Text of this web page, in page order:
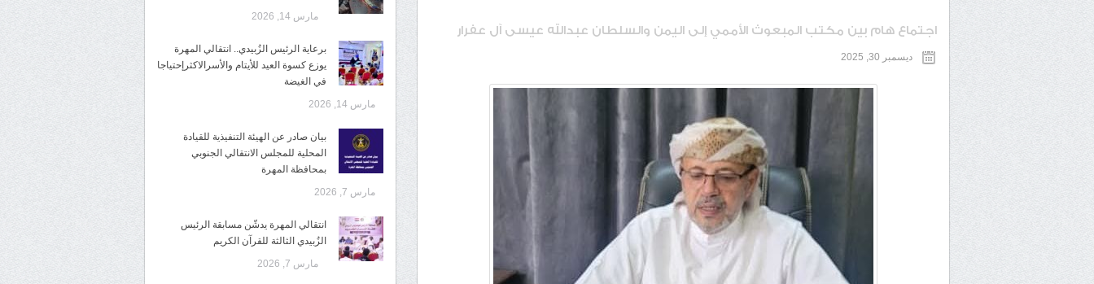
اجتماع هام بين مكتب المبعوث الأممي إلى اليمن والسلطان عبدالله عيسى آل عفرار
ديسمبر 30, 2025
مارس 14, 2026
برعاية الرئيس الزُبيدي.. انتقالي المهرة
يوزع كسوة العيد للأيتام والأسرالاكثرإحتياجا
في الغيضة
مارس 14, 2026
بيان صادر عن الهيئة التنفيذية للقيادة
المحلية للمجلس الانتقالي الجنوبي
بمحافظة المهرة
مارس 7, 2026
انتقالي المهرة يدشّن مسابقة الرئيس
الزُبيدي الثالثة للقرآن الكريم
مارس 7, 2026